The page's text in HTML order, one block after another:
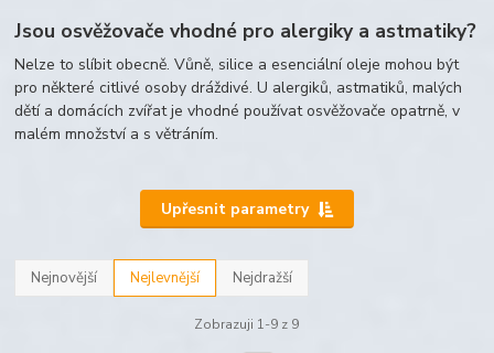
Jsou osvěžovače vhodné pro alergiky a astmatiky?
Nelze to slíbit obecně. Vůně, silice a esenciální oleje mohou být
pro některé citlivé osoby dráždivé. U alergiků, astmatiků, malých
dětí a domácích zvířat je vhodné používat osvěžovače opatrně, v
malém množství a s větráním.
Upřesnit parametry
Nejnovější Nejlevnější Nejdražší
Zobrazuji 1-9 z 9